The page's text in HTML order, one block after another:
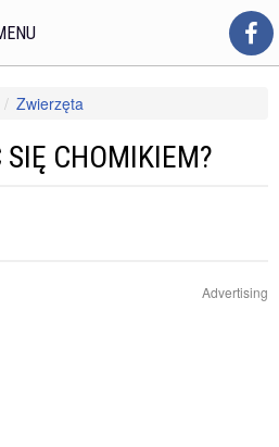
Zwierzęta
CHOMIKIEM?
Advertising